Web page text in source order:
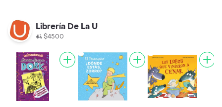
Librería De La U
$4500